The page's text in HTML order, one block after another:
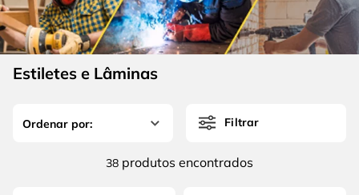
Estiletes e Lâminas
Filtrar
38 produtos
6º fio
7º chave impacto
8º disco corte
serra copo
4 º escada
5º serra circular
º fio
disco corte